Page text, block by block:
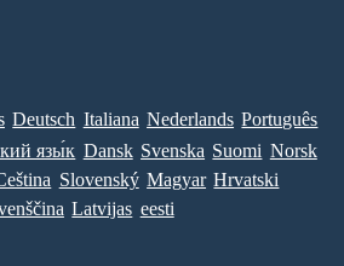
Deutsch Italiana Nederlands Português
язы́к Dansk Svenska Suomi Norsk
Slovenský Magyar Hrvatski
Latvijas eesti